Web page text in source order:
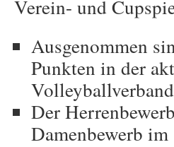
Verein- und
Ausgenommen
Punkten in der
Der
Damenbewerb